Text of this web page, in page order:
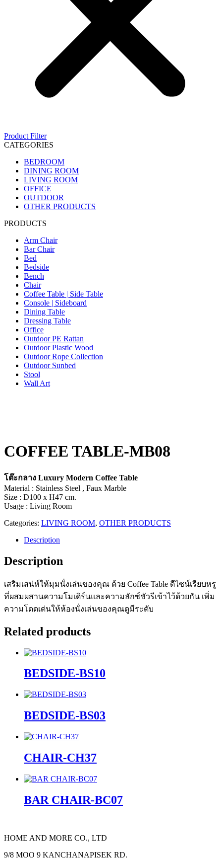
Product Filter
CATEGORIES
BEDROOM
DINING ROOM
LIVING ROOM
OFFICE
OUTDOOR
OTHER PRODUCTS
PRODUCTS
Arm Chair
Bar Chair
Bed
Bedside
Bench
Chair
Coffee Table | Side Table
Console | Sideboard
Dining Table
Dressing Table
Office
Outdoor PE Rattan
Outdoor Plastic Wood
Outdoor Rope Collection
Outdoor Sunbed
Stool
Wall Art
COFFEE TABLE-MB08
โต๊ะกลาง Luxury Modern Coffee Table
Material : Stainless Steel , Faux Marble
Size : D100 x H47 cm.
Usage : Living Room
Categories: LIVING ROOM, OTHER PRODUCTS
Description
Description
เสริมเสน่ห์ให้มุมนั่งเล่นของคุณ ด้วย Coffee Table ดีไซน์เรียบหรู
ที่ผสมผสานความโมเดิร์นและความลักซ์ชัวรีเข้าไว้ด้วยกัน เพิ่ม
ความโดดเด่นให้ห้องนั่งเล่นของคุณดูมีระดับ
Related products
BEDSIDE-BS10
BEDSIDE-BS03
CHAIR-CH37
BAR CHAIR-BC07
HOME AND MORE CO., LTD
9/8 MOO 9 KANCHANAPISEK RD.